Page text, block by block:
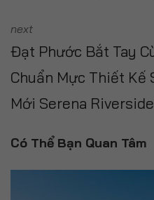
next
Đạt Phước Bắt Tay
Chuẩn Mực Thiết Kế
Mới Serena Riverside
Có Thể Bạn Quan Tâm